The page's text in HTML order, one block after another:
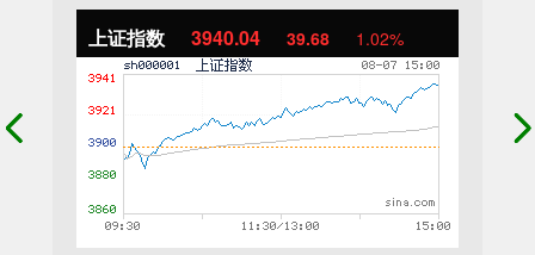
上证指数 3940.04 39.68 1.02%